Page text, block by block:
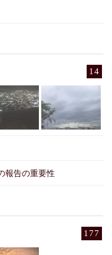
14
報告の重要性
177